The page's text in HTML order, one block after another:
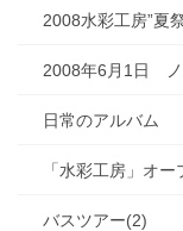
2008水彩工房”夏
2008年6月1日 ノ
日常のアルバム
「水彩工房」オ
バスツアー(2)